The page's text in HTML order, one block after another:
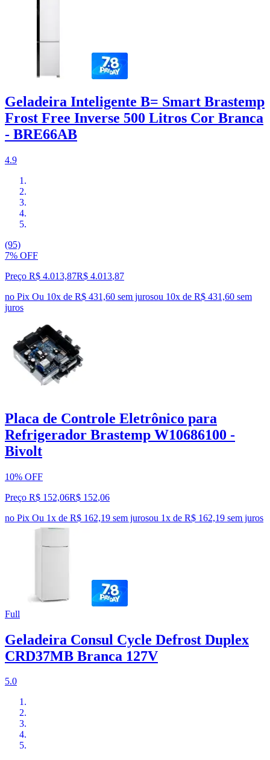
Geladeira Inteligente B= Smart Brastemp
Frost Free Inverse 500 Litros Cor Branca
- BRE66AB
4.9
(95)
7% OFF
Preço R$ 4.013,87R$ 4.013,87
no Pix Ou 10x de R$ 431,60 sem jurosou 10x de R$ 431,60 sem
juros
Placa de Controle Eletrônico para
Refrigerador Brastemp W10686100 -
Bivolt
10% OFF
Preço R$ 152,06R$ 152,06
no Pix Ou 1x de R$ 162,19 sem jurosou 1x de R$ 162,19 sem juros
Full
Geladeira Consul Cycle Defrost Duplex
CRD37MB Branca 127V
5.0